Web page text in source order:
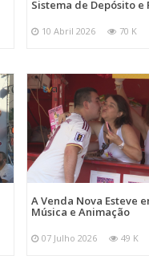
Sistema de Depósito e
10 Abril 2026 70 K
A Venda Nova Esteve
Música e Animação
07 Julho 2026 49 K